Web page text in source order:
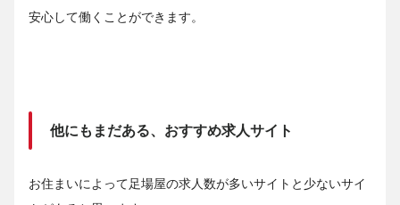
安心して働くことができます。
他にもまだある、おすすめ求人サイト
お住まいによって足場屋の求人数が多いサイトと少ないサイ